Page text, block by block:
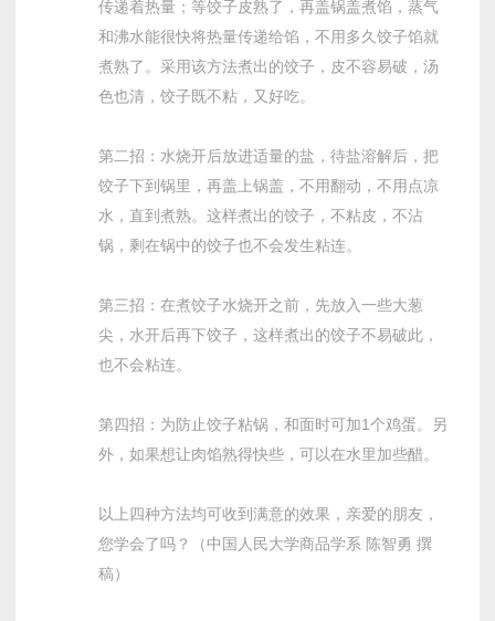
传递着热量；等饺子皮熟了，再盖锅盖煮馅，蒸气
和沸水能很快将热量传递给馅，不用多久饺子馅就
煮熟了。采用该方法煮出的饺子，皮不容易破，汤
色也清，饺子既不粘，又好吃。
第二招：水烧开后放进适量的盐，待盐溶解后，把
饺子下到锅里，再盖上锅盖，不用翻动，不用点凉
水，直到煮熟。这样煮出的饺子，不粘皮，不沾
锅，剩在锅中的饺子也不会发生粘连。
第三招：在煮饺子水烧开之前，先放入一些大葱
尖，水开后再下饺子，这样煮出的饺子不易破此，
也不会粘连。
第四招：为防止饺子粘锅，和面时可加1个鸡蛋。另
外，如果想让肉馅熟得快些，可以在水里加些醋。
以上四种方法均可收到满意的效果，亲爱的朋友，
您学会了吗？（中国人民大学商品学系 陈智勇 撰
稿）